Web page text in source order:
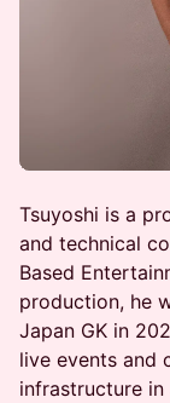
Tsuyoshi is a
and technical
Based
production, he
Japan GK in
live events and
infrastructure